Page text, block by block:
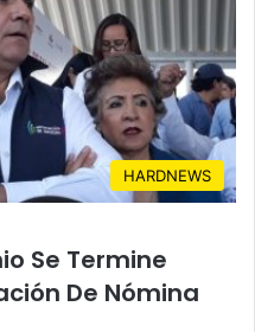
HARDNEWS
Se Termine
De Nómina